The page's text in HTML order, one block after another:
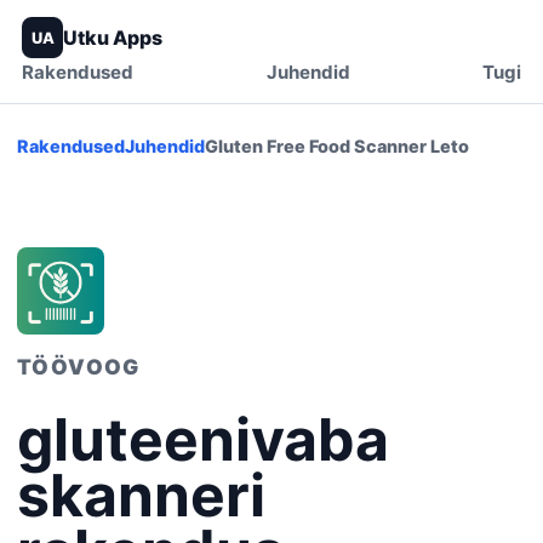
UA Utku Apps
Rakendused Juhendid Tugi
RakendusedJuhendidGluten Free Food Scanner Leto
TÖÖVOOG
gluteenivaba
skanneri